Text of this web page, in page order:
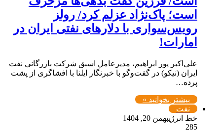
است؛ پاک‌نژاد عزلم کرد/ رولز
رویس‌سواری با دلارهای نفتی ایران در
امارات!
علی‌اکبر پور ابراهیم، مدیرعامل اسبق شرکت بازرگانی نفت
ایران (نیکو) در گفت‌وگو با خبرنگار ایلنا با افشاگری از پشت
پرده…
بیشتر بخوانید »
نفت
خط انرژیبهمن 20, 1404
285